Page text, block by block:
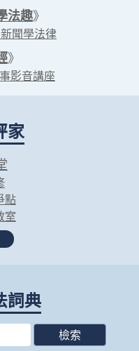
法趣》
聞學法律
》
影音講座
家
點
室
詞典